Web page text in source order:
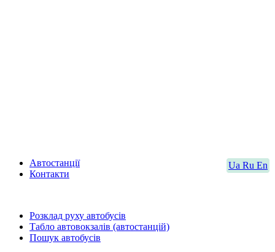
Ua Ru En
Автостанції
Контакти
Розклад руху автобусів
Табло автовокзалів (автостанцій)
Пошук автобусів